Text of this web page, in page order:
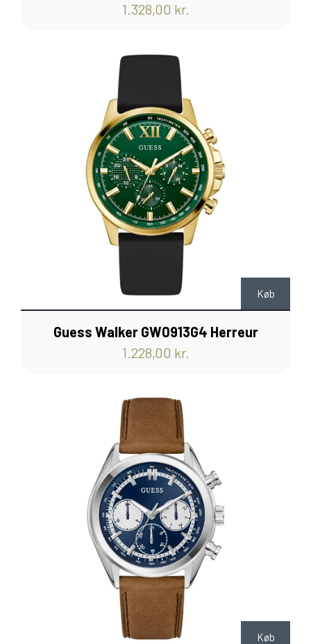
1.328,00 kr.
Køb
Guess Walker GW0913G4 Herreur
1.228,00 kr.
Køb